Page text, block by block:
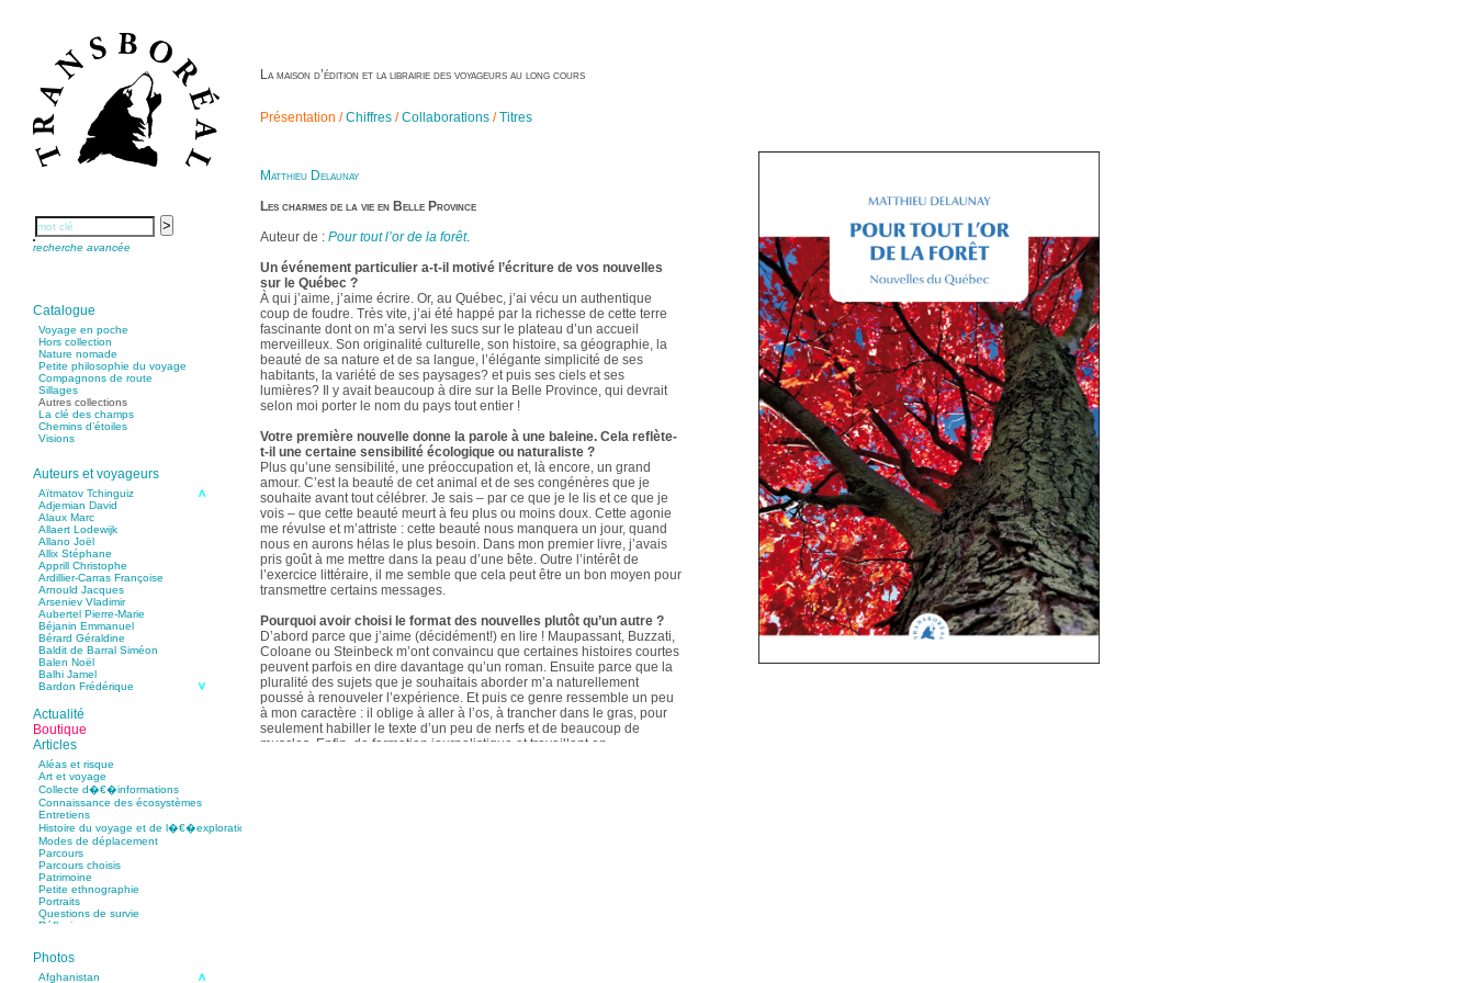
recherche avancée
Catalogue
Voyage en poche
Hors collection
Nature nomade
Petite philosophie du voyage
Compagnons de route
Sillages
Autres collections
La clé des champs
Chemins d’étoiles
Visions
Auteurs et voyageurs
Aïtmatov Tchinguiz
Adjemian David
Alaux Marc
Allaert Lodewijk
Allano Joël
Allix Stéphane
Apprill Christophe
Ardillier-Carras Françoise
Arnould Jacques
Arseniev Vladimir
Aubertel Pierre-Marie
Béjanin Emmanuel
Bérard Géraldine
Baldit de Barral Siméon
Balen Noël
Balhi Jamel
Bardon Frédérique
Bastide Fabien
Baudin Julie
Baujard Jacques
Bazin Sylvain
Bellanger Marc
Bellec Hervé
Belleville Régis
Benestar Géraldine
Benoist Yann
Bertrand Jordane
Bertrandy Antoine
Bezsonov Youri
Bideau Michel-Cosme
Billard Yannick
Blanchet Anne-Lise
Bluntzer Christophe
Bobin Mathieu
Boch Anne-Laure
Boch Julie
Boillot Henri
Bonnem Éric
Boudart Jean-Louis
Actualité
Boutique
Articles
Aléas et risque
Art et voyage
Collecte d�€�informations
Connaissance des écosystèmes
Entretiens
Histoire du voyage et de l�€�exploration
Modes de déplacement
Parcours
Parcours choisis
Patrimoine
Petite ethnographie
Portraits
Questions de survie
Réflexions
Photos
Afghanistan
La maison d’édition et la librairie des voyageurs au long cours
Présentation /Chiffres /Collaborations /Titres
Matthieu Delaunay
Les charmes de la vie en Belle Province
Auteur de : Pour tout l’or de la forêt.
Un événement particulier a-t-il motivé l’écriture de vos nouvelles
sur le Québec ?
À qui j’aime, j’aime écrire. Or, au Québec, j’ai vécu un authentique
coup de foudre. Très vite, j’ai été happé par la richesse de cette terre
fascinante dont on m’a servi les sucs sur le plateau d’un accueil
merveilleux. Son originalité culturelle, son histoire, sa géographie, la
beauté de sa nature et de sa langue, l’élégante simplicité de ses
habitants, la variété de ses paysages? et puis ses ciels et ses
lumières? Il y avait beaucoup à dire sur la Belle Province, qui devrait
selon moi porter le nom du pays tout entier !
Votre première nouvelle donne la parole à une baleine. Cela reflète-
t-il une certaine sensibilité écologique ou naturaliste ?
Plus qu’une sensibilité, une préoccupation et, là encore, un grand
amour. C’est la beauté de cet animal et de ses congénères que je
souhaite avant tout célébrer. Je sais – par ce que je le lis et ce que je
vois – que cette beauté meurt à feu plus ou moins doux. Cette agonie
me révulse et m’attriste : cette beauté nous manquera un jour, quand
nous en aurons hélas le plus besoin. Dans mon premier livre, j’avais
pris goût à me mettre dans la peau d’une bête. Outre l’intérêt de
l’exercice littéraire, il me semble que cela peut être un bon moyen pour
transmettre certains messages.
Pourquoi avoir choisi le format des nouvelles plutôt qu’un autre ?
D’abord parce que j’aime (décidément!) en lire ! Maupassant, Buzzati,
Coloane ou Steinbeck m’ont convaincu que certaines histoires courtes
peuvent parfois en dire davantage qu’un roman. Ensuite parce que la
pluralité des sujets que je souhaitais aborder m’a naturellement
poussé à renouveler l’expérience. Et puis ce genre ressemble un peu
à mon caractère : il oblige à aller à l’os, à trancher dans le gras, pour
seulement habiller le texte d’un peu de nerfs et de beaucoup de
muscles. Enfin, de formation journalistique et travaillant en